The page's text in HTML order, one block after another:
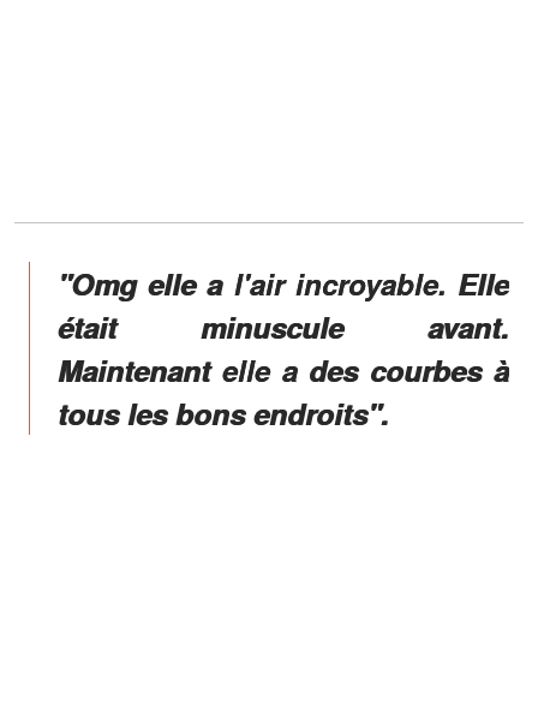
"Omg elle a l'air incroyable. Elle
était minuscule avant.
Maintenant elle a des courbes à
tous les bons endroits".